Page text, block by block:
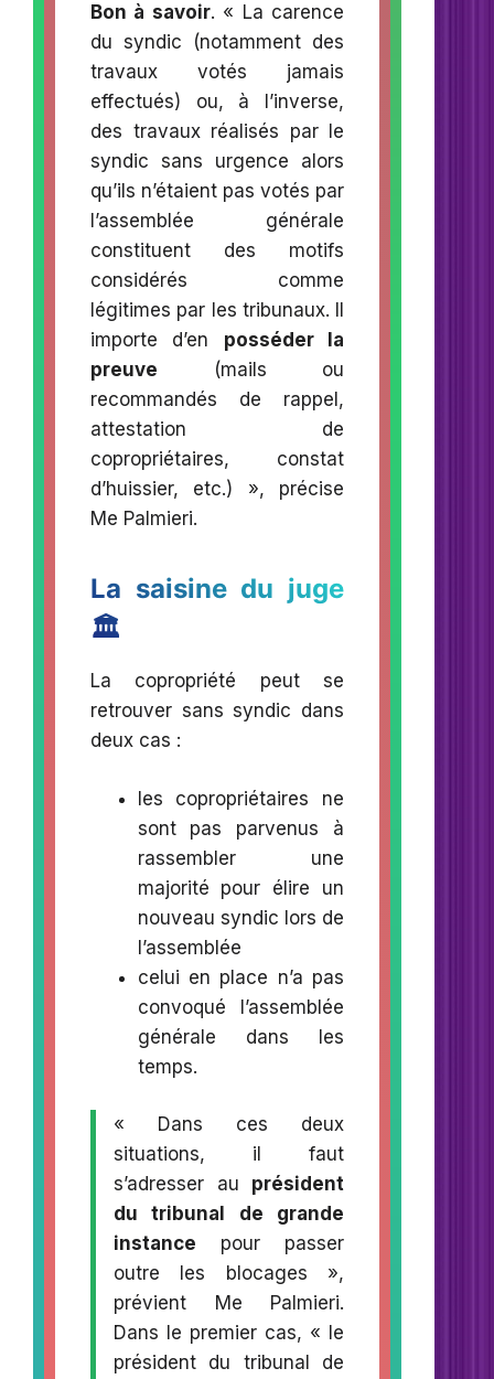
Bon à savoir. « La carence
du syndic (notamment des
travaux votés jamais
effectués) ou, à l’inverse,
des travaux réalisés par le
syndic sans urgence alors
qu’ils n’étaient pas votés par
l’assemblée générale
constituent des motifs
considérés comme
légitimes par les tribunaux. Il
importe d’en posséder la
preuve (mails ou
recommandés de rappel,
attestation de
copropriétaires, constat
d’huissier, etc.) », précise
Me Palmieri.
La saisine du juge
🏛️
La copropriété peut se
retrouver sans syndic dans
deux cas :
les copropriétaires ne
sont pas parvenus à
rassembler une
majorité pour élire un
nouveau syndic lors de
l’assemblée
celui en place n’a pas
convoqué l’assemblée
générale dans les
temps.
« Dans ces deux
situations, il faut
s’adresser au président
du tribunal de grande
instance pour passer
outre les blocages »,
prévient Me Palmieri.
Dans le premier cas, « le
président du tribunal de